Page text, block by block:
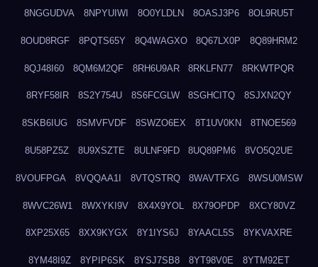
8NGGUDVA 8NPYUIWI 8O0YLDLN 8OASJ3P6 8OL9RU5T
8OUD8RGF 8PQTS65Y 8Q4WAGXO 8Q67LX0P 8Q89HRM2
8QJ48I60 8QM6M2QF 8RH6U9AR 8RKLFN77 8RKWTPQR
8RYF58IR 8S2Y754U 8S6FCGLW 8SGHCITQ 8SJXN2QY
8SKB6IUG 8SMVFVDF 8SWZO6EX 8T1UV0KN 8TNOE569
8U58PZ5Z 8U9XSZTE 8ULNF9FD 8UQ89PM6 8VO5Q2UE
8VOUFPGA 8VQQAA1I 8VTQSTRQ 8WAVTFXG 8WSU0MSW
8WVC26W1 8WXYKI9V 8X4X9YOL 8X79OPDP 8XCY80VZ
8XP25X65 8XX9KYGX 8Y1IYS6J 8YAACL5S 8YKVAXRE
8YM48I9Z 8YPIP6SK 8YSJ7SB8 8YT98V0E 8YTM92ET